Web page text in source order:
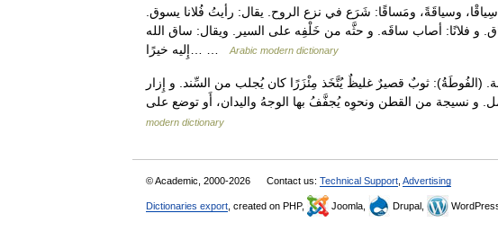
وسياقَةً، ومَساقًا: شَرَع في نزع الروح. يقال: رأيتُ فُلانا يسوق.
و فلانًا: أصاب ساقَه. و حثَّه من خَلْفِه على السير. ويقال: ساق الله
Arabic modern dictionary
ثوبٌ قصيرٌ غليظٌ يُتَّخَذ مِئْزَرًا كان يُجلب من السِّند. و إِزار
modern dictionary
© Academic, 2000-2026 Contact us: Technical Support Advertising
Dictionaries export , created on PHP, Joomla, Drupal,